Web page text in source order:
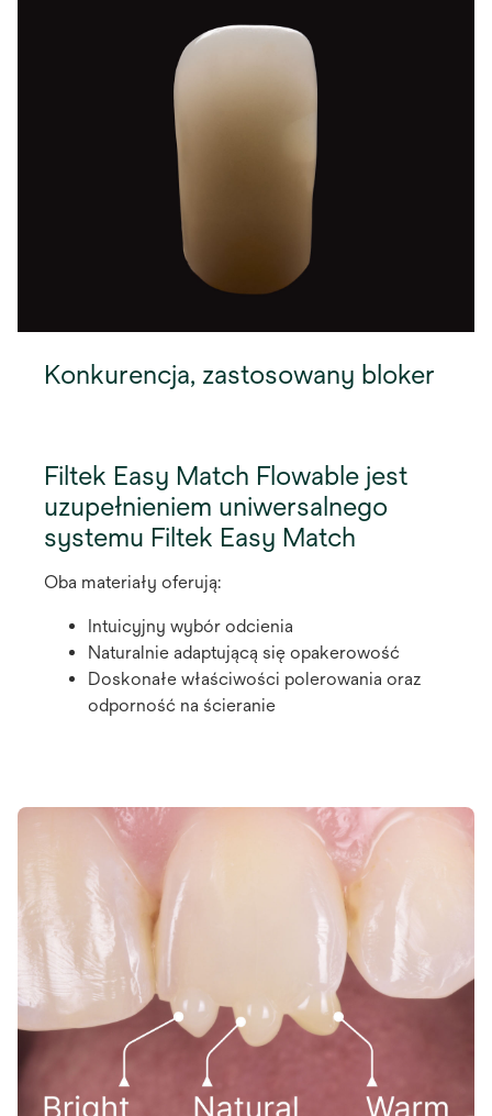
Konkurencja, zastosowany bloker
Filtek Easy Match Flowable jest
uzupełnieniem uniwersalnego
systemu Filtek Easy Match
Oba materiały oferują:
Intuicyjny wybór odcienia
Naturalnie adaptującą się opakerowość
Doskonałe właściwości polerowania oraz
odporność na ścieranie